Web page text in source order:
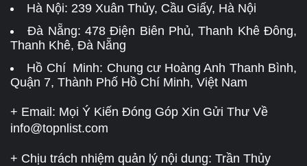
Hà Nội: 239 Xuân Thủy, Cầu Giấy, Hà Nội
Đà Nẵng:478 Điện Biên Phủ, Thanh Khê Đông,
Thanh Khê, Đà Nẵng
Hồ Chí Minh: Chung cư Hoàng Anh Thanh Bình,
Quận 7, Thành Phố Hồ Chí Minh, Việt Nam
+ Email: Mọi Ý Kiến Đóng Góp Xin Gửi Thư Về
info@topnlist.com
+ Chịu trách nhiệm quản lý nội dung: Trần Thủy